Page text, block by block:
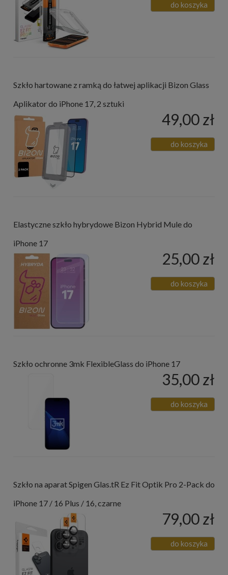
do koszyka
Szkło hartowane z ramką do łatwej aplikacji Bizon Glass
Aplikator do iPhone 17, 2 sztuki
49,00 zł
do koszyka
Elastyczne szkło hybrydowe Bizon Hybrid Mule do
iPhone 17
25,00 zł
do koszyka
Szkło ochronne 3mk FlexibleGlass do iPhone 17
35,00 zł
do koszyka
Szkło na aparat Spigen Glas.tR Ez Fit Optik Pro 2-Pack do
iPhone 17 / 16 Plus / 16, czarne
79,00 zł
do koszyka